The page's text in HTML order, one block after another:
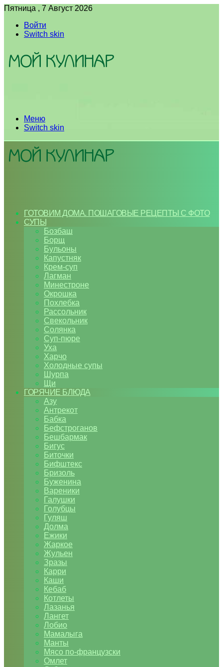
Пятница , 7 Август 2026
Войти
Switch skin
Меню
Switch skin
ГОТОВИМ ДОМА. ПОШАГОВЫЕ РЕЦЕПТЫ С ФОТО
СУПЫ
Бозбаш
Борщ
Бульоны
Капустняк
Крем-суп
Лагман
Минестроне
Окрошка
Похлебка
Рассольник
Свекольник
Солянка
Суп-пюре
Уха
Харчо
Холодные супы
Шурпа
Щи
ГОРЯЧИЕ БЛЮДА
Азу
Антрекот
Бабка
Бефстроганов
Бешбармак
Бигус
Биточки
Бифштекс
Бризоль
Буженина
Вареники
Галушки
Голубцы
Гуляш
Долма
Ежики
Жаркое
Жульен
Зразы
Карри
Каши
Кебаб
Котлеты
Лазанья
Лангет
Лобио
Мамалыга
Манты
Мясо по-французски
Омлет